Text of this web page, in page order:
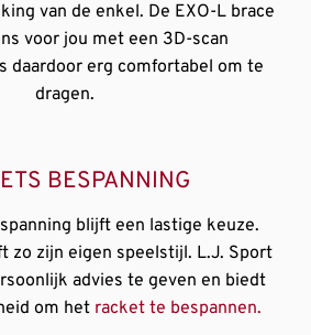
van de enkel. De EXO-L brace
voor jou met een 3D-scan
daardoor erg comfortabel om te
dragen.
BESPANNING
blijft een lastige keuze.
zo zijn eigen speelstijl. L.J. Sport
advies te geven en biedt
om het racket te bespannen.